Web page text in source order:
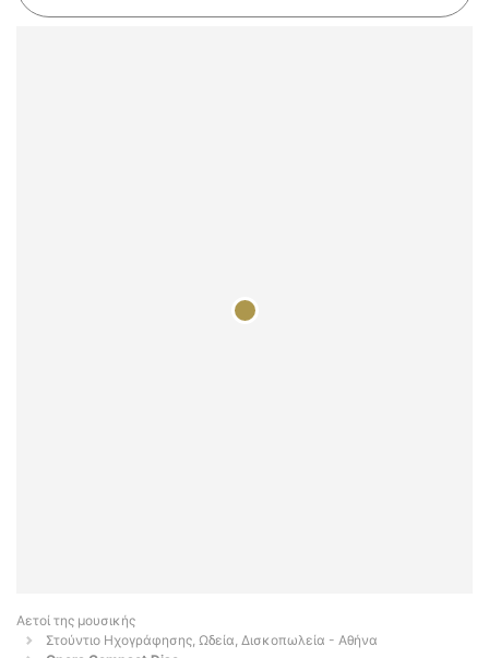
Αετοί της μουσικής
Στούντιο Ηχογράφησης, Ωδεία, Δισκοπωλεία - Αθήνα